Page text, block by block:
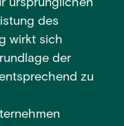
ursprünglichen
des
wirkt sich
der
zu